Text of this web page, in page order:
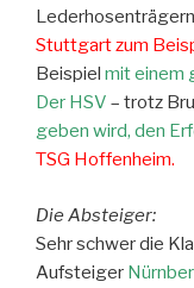
Stuttgart zum
Beispiel mit einem
Der HSV – trotz
geben wird, den
TSG Hoffenheim.
Die Absteiger:
Sehr schwer die
Aufsteiger